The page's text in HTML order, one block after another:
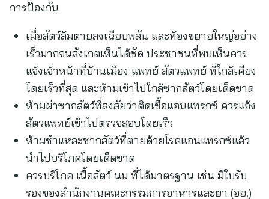
การป้องกัน
เมื่อสัตว์ล้มตายลงเฉียบพลัน และท้องขยายใหญ่อย่าง
เร็วมากจนสังเกตเห็นได้ชัด ประชาชนที่พบเห็นควร
แจ้งเจ้าหน้าที่บ้านเมือง แพทย์ สัตวแพทย์ ที่ใกล้เคียง
โดยเร็วที่สุด และห้ามเข้าไปใกล้ซากสัตว์โดยเด็ดขาด
ห้ามผ่าซากสัตว์ที่สงสัยว่าติดเชื้อแอนแทรกซ์ ควรแจ้ง
สัตวแพทย์เข้าไปตรวจสอบโดยเร็ว
ห้ามชำแหละซากสัตว์ที่ตายด้วยโรคแอนแทรกซ์แล้ว
นำไปบริโภคโดยเด็ดขาด
ควรบริโภค เนื้อสัตว์ นม ที่ได้มาตรฐาน เช่น มีใบรับ
รองของสำนักงานคณะกรรมการอาหารและยา (อย.)